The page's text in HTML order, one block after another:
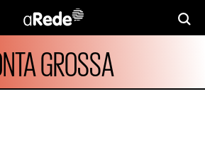
GROSSA